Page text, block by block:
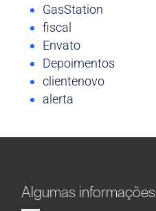
GasStation
fiscal
Envato
Depoimentos
clientenovo
alerta
Algumas informações